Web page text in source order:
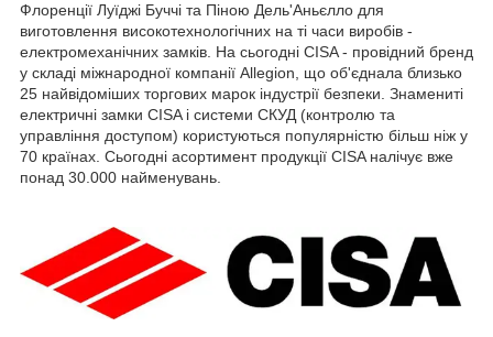
Флоренції Луїджі Буччі та Піною Дель'Аньєлло для
виготовлення високотехнологічних на ті часи виробів -
електромеханічних замків. На сьогодні CISA - провідний бренд
у складі міжнародної компанії Allegion, що об'єднала близько
25 найвідоміших торгових марок індустрії безпеки. Знамениті
електричні замки CISA і системи СКУД (контролю та
управління доступом) користуються популярністю більш ніж у
70 країнах. Сьогодні асортимент продукції CISA налічує вже
понад 30.000 найменувань.